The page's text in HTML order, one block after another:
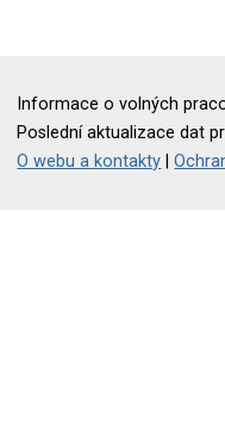
Informace o volných
Poslední aktualizace dat
O webu a kontakty |